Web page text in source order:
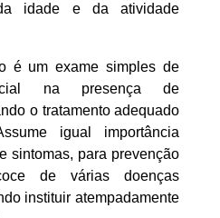
da idade e da atividade
é um exame simples de
na presença de
o tratamento adequado
igual importância
sintomas, para prevenção
de várias doenças
instituir atempadamente